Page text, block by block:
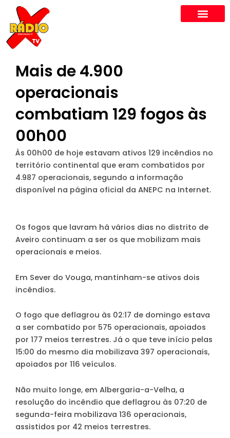
content
Mais de 4.900
operacionais
combatiam 129 fogos às
00h00
Às 00h00 de hoje estavam ativos 129 incêndios no
território continental que eram combatidos por
4.987 operacionais, segundo a informação
disponível na página oficial da ANEPC na Internet.
Os fogos que lavram há vários dias no distrito de
Aveiro continuam a ser os que mobilizam mais
operacionais e meios.
Em Sever do Vouga, mantinham-se ativos dois
incêndios.
O fogo que deflagrou às 02:17 de domingo estava
a ser combatido por 575 operacionais, apoiados
por 177 meios terrestres. Já o que teve início pelas
15:00 do mesmo dia mobilizava 397 operacionais,
apoiados por 116 veículos.
Não muito longe, em Albergaria-a-Velha, a
resolução do incêndio que deflagrou às 07:20 de
segunda-feira mobilizava 136 operacionais,
assistidos por 42 meios terrestres.